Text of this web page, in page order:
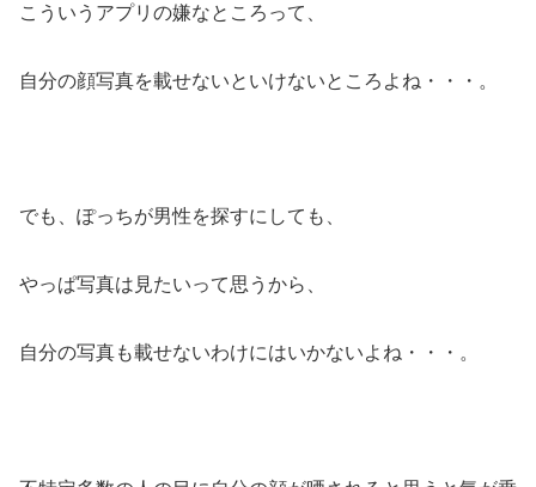
こういうアプリの嫌なところって、
自分の顔写真を載せないといけないところよね・・・。
でも、ぽっちが男性を探すにしても、
やっぱ写真は見たいって思うから、
自分の写真も載せないわけにはいかないよね・・・。